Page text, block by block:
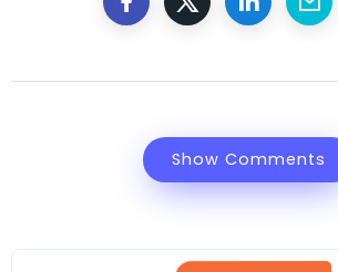
Show Comments